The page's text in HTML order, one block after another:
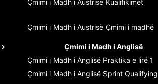
Çmimi i Madh i Austrisë Çmimi i madhë
Çmimi i Madh i Anglisë
Çmimi i Madh i Anglisë Praktika e lirë 1
Çmimi i Madh i Anglisë Sprint Qualifying